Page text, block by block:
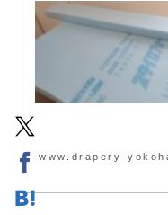
www.drapery-